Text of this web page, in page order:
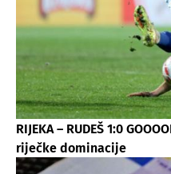
RIJEKA – RUDEŠ 1:0
riječke dominacije